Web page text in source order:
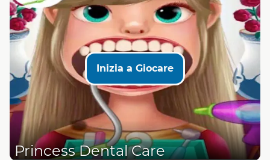
Inizia a Giocare
Princess Dental Care